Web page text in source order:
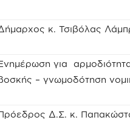
κ. Τσιβόλας
για
– γνωμοδότηση
Δ.Σ. κ.